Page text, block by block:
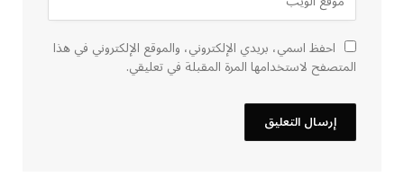
احفظ اسمي، بريدي الإلكتروني، والموقع الإلكتروني في هذا
المتصفح لاستخدامها المرة المقبلة في تعليقي.